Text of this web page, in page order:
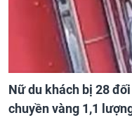
Nữ du khách bị 28
chuyền vàng 1,1